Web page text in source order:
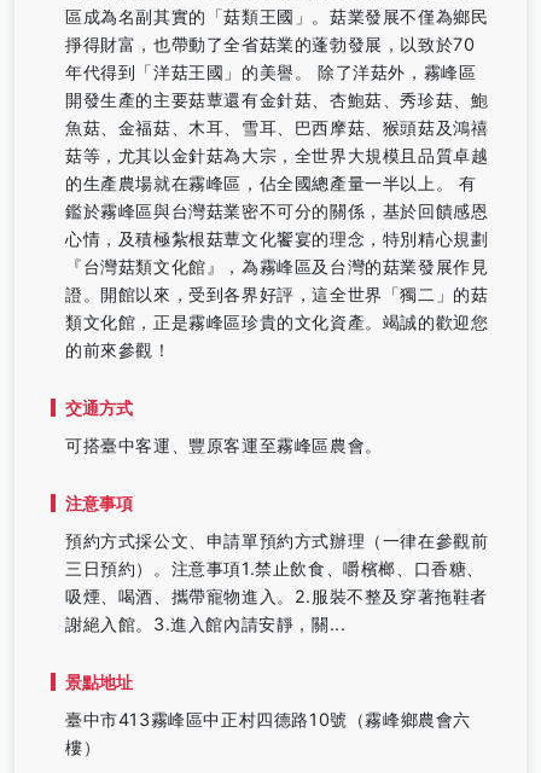
區成為名副其實的「菇類王國」。菇業發展不僅為鄉民
掙得財富，也帶動了全省菇業的蓬勃發展，以致於70
年代得到「洋菇王國」的美譽。 除了洋菇外，霧峰區
開發生產的主要菇蕈還有金針菇、杏鮑菇、秀珍菇、鮑
魚菇、金福菇、木耳、雪耳、巴西摩菇、猴頭菇及鴻禧
菇等，尤其以金針菇為大宗，全世界大規模且品質卓越
的生產農場就在霧峰區，佔全國總產量一半以上。 有
鑑於霧峰區與台灣菇業密不可分的關係，基於回饋感恩
心情，及積極紮根菇蕈文化饗宴的理念，特別精心規劃
『台灣菇類文化館』，為霧峰區及台灣的菇業發展作見
證。開館以來，受到各界好評，這全世界「獨二」的菇
類文化館，正是霧峰區珍貴的文化資產。竭誠的歡迎您
的前來參觀！
交通方式
可搭臺中客運、豐原客運至霧峰區農會。
注意事項
預約方式採公文、申請單預約方式辦理（一律在參觀前
三日預約）。注意事項1.禁止飲食、嚼檳榔、口香糖、
吸煙、喝酒、攜帶寵物進入。2.服裝不整及穿著拖鞋者
謝絕入館。3.進入館內請安靜，關...
景點地址
臺中市413霧峰區中正村四德路10號（霧峰鄉農會六
樓）